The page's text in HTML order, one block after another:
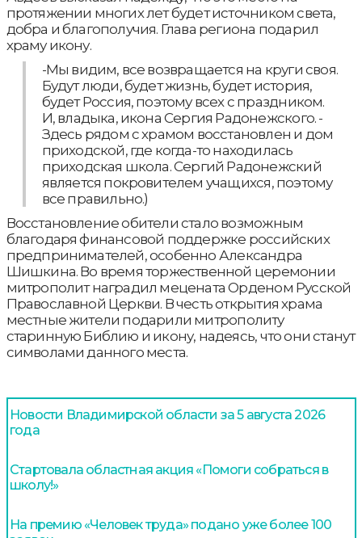
протяжении многих лет будет источником света,
добра и благополучия. Глава региона подарил
храму икону.
-Мы видим, все возвращается на круги своя.
Будут люди, будет жизнь, будет история,
будет Россия, поэтому всех с праздником.
И, владыка, икона Сергия Радонежского. -
Здесь рядом с храмом восстановлен и дом
приходской, где когда-то находилась
приходская школа. Сергий Радонежский
является покровителем учащихся, поэтому
все правильно.)
Восстановление обители стало возможным
благодаря финансовой поддержке российских
предпринимателей, особенно Александра
Шишкина. Во время торжественной церемонии
митрополит наградил мецената Орденом Русской
Православной Церкви. В честь открытия храма
местные жители подарили митрополиту
старинную Библию и икону, надеясь, что они станут
символами данного места.
Новости Владимирской области за 5 августа 2026
года
Стартовала областная акция «Помоги собраться в
школу!»
На премию «Человек труда» подано уже более 100